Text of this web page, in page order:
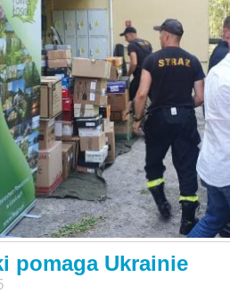
pomaga Ukrainie